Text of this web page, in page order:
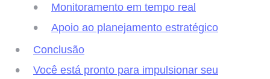
Monitoramento em tempo real
Apoio ao planejamento estratégico
Conclusão
Você está pronto para impulsionar seu